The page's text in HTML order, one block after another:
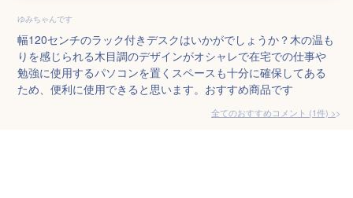
ゆみちゃんです
幅120センチのラック付きデスクはいかがでしょうか？木の温も
りを感じられる木目調のデザインがオシャレで在宅での仕事や
勉強に使用するパソコンを置くスペースも十分に確保してある
ため、便利に使用できると思います。おすすめ商品です
全てのおすすめコメント (1件) >